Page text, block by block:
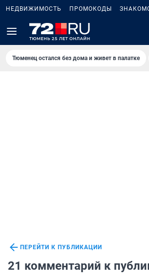
НЕДВИЖИМОСТЬ ПРОМОКОДЫ
Тюменец остался без дома и живет в палатке
ПЕРЕЙТИ К ПУБЛИКАЦИИ
21 комментарий к